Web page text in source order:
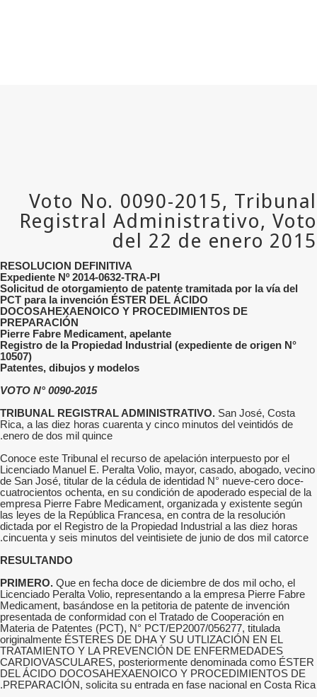
RESOLUCION DEFINITIVA
Expediente Nº 2014-0632-TRA-PI
Solicitud de otorgamiento de patente tramitada por la vía del
PCT para la invención ÉSTER DEL ÁCIDO
DOCOSAHEXAENOICO Y PROCEDIMIENTOS DE
PREPARACIÓN
Pierre Fabre Medicament, apelante
Registro de la Propiedad Industrial (expediente de origen N°
10507)
Patentes, dibujos y modelos
VOTO N° 0090-2015
TRIBUNAL REGISTRAL ADMINISTRATIVO. San José, Costa
Rica, a las diez horas cuarenta y cinco minutos del veintidós de
enero de dos mil quince.
Conoce este Tribunal el recurso de apelación interpuesto por el
Licenciado Manuel E. Peralta Volio, mayor, casado, abogado, vecino
de San José, titular de la cédula de identidad N° nueve-cero doce-
cuatrocientos ochenta, en su condición de apoderado especial de la
empresa Pierre Fabre Medicament, organizada y existente según
las leyes de la República Francesa, en contra de la resolución
dictada por el Registro de la Propiedad Industrial a las diez horas
cincuenta y seis minutos del veintisiete de junio de dos mil catorce.
RESULTANDO
PRIMERO. Que en fecha doce de diciembre de dos mil ocho, el
Licenciado Peralta Volio, representando a la empresa Pierre Fabre
Medicament, basándose en la petitoria de patente de invención
presentada de conformidad con el Tratado de Cooperación en
Materia de Patentes (PCT), N° PCT/EP2007/056277, titulada
originalmente ÉSTERES DE DHA Y SU UTLIZACIÓN EN EL
TRATAMIENTO Y LA PREVENCIÓN DE ENFERMEDADES
CARDIOVASCULARES, posteriormente denominada como ÉSTER
DEL ÁCIDO DOCOSAHEXAENOICO Y PROCEDIMIENTOS DE
PREPARACIÓN, solicita su entrada en fase nacional en Costa Rica.